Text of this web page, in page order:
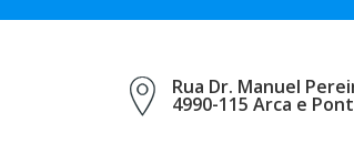
Rua Dr. Manuel
4990-115 Arca e